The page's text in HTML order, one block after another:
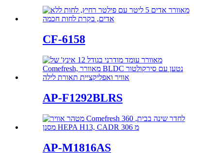
CF-6158
AP-F1292BLRS
AP-M1816AS